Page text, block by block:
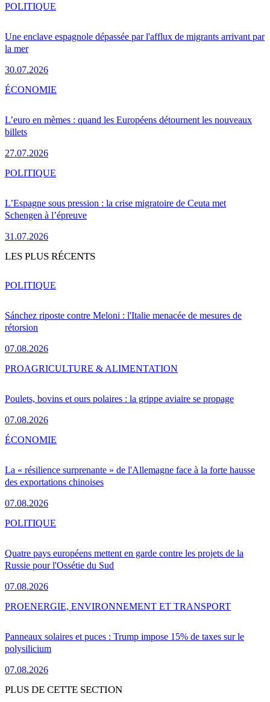
Une enclave espagnole dépassée par l'afflux de migrants arrivant par
la mer
30.07.2026
POLITIQUE
L’euro en mèmes : quand les Européens détournent les nouveaux
billets
27.07.2026
ÉCONOMIE
L’Espagne sous pression : la crise migratoire de Ceuta met
Schengen à l’épreuve
31.07.2026
POLITIQUE
LES PLUS RÉCENTS
Sánchez riposte contre Meloni : l'Italie menacée de mesures de
rétorsion
07.08.2026
POLITIQUE
Poulets, bovins et ours polaires : la grippe aviaire se propage
07.08.2026
PROAGRICULTURE & ALIMENTATION
La « résilience surprenante » de l'Allemagne face à la forte hausse
des exportations chinoises
07.08.2026
ÉCONOMIE
Quatre pays européens mettent en garde contre les projets de la
Russie pour l'Ossétie du Sud
07.08.2026
POLITIQUE
Panneaux solaires et puces : Trump impose 15% de taxes sur le
polysilicium
07.08.2026
PROENERGIE, ENVIRONNEMENT ET TRANSPORT
PLUS DE CETTE SECTION